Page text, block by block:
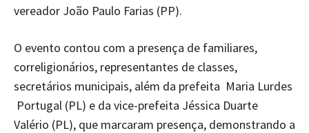
vereador João Paulo Farias (PP).
O evento contou com a presença de familiares,
correligionários, representantes de classes,
secretários municipais, além da prefeita Maria Lurdes
Portugal (PL) e da vice-prefeita Jéssica Duarte
Valério (PL), que marcaram presença, demonstrando a